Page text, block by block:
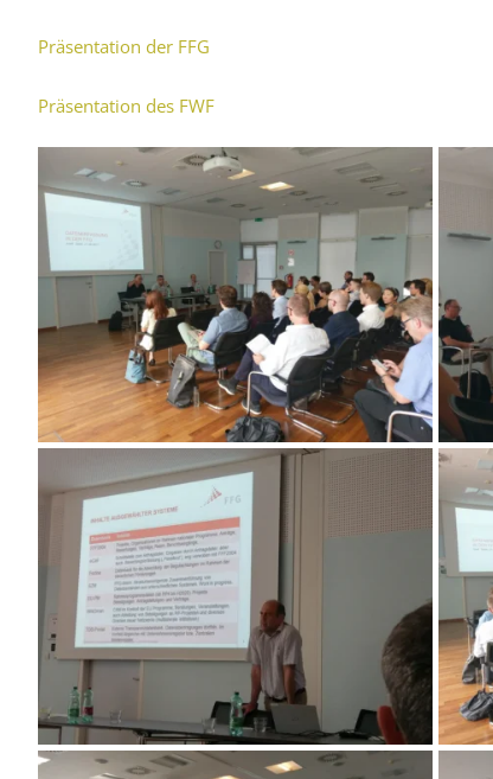
Präsentation der FFG
Präsentation des FWF